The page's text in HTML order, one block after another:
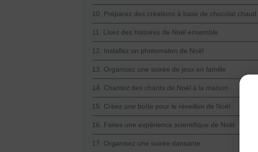
10. Préparez des créations à base de chocolat chaud
11. Lisez des histoires de Noël ensemble
12. Installez un photomaton de Noël
13. Organisez une soirée de jeux en famille
14. Chantez des chants de Noël à la maison
15. Créez une boîte pour le réveillon de Noël
16. Faites une expérience scientifique de Noël
17. Organisez une soirée dansante